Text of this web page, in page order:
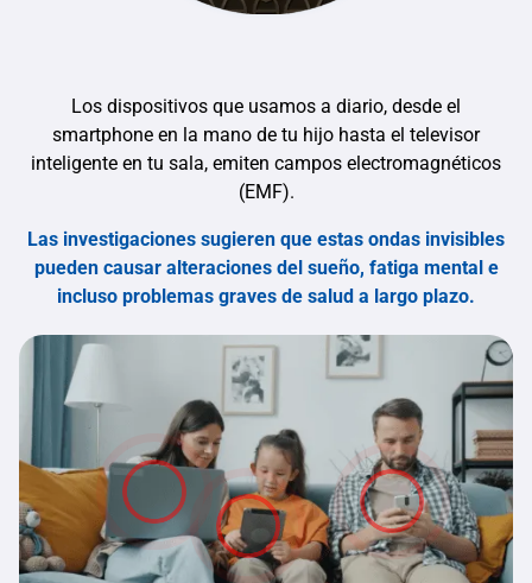
Los dispositivos que usamos a diario, desde el
smartphone en la mano de tu hijo hasta el televisor
inteligente en tu sala, emiten campos electromagnéticos
(EMF).
Las investigaciones sugieren que estas ondas invisibles
pueden causar alteraciones del sueño, fatiga mental e
incluso problemas graves de salud a largo plazo.